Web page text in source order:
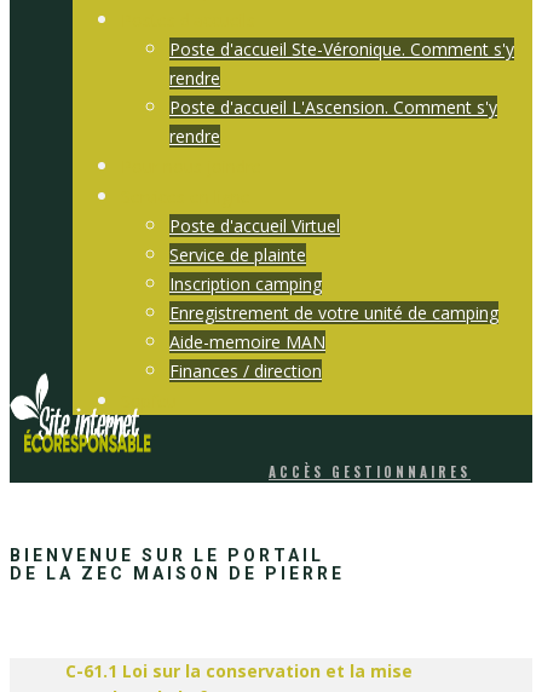
Poste d'accueil Ste-Véronique. Comment s'y
rendre
Poste d'accueil L'Ascension. Comment s'y
rendre
Poste d'accueil Virtuel
Service de plainte
Inscription camping
Enregistrement de votre unité de camping
Aide-memoire MAN
Finances / direction
ACCÈS GESTIONNAIRES
BIENVE NUE SUR LE POR​​TAIL
DE LA ZEC MAISON DE PIERRE
C-61.1 Loi sur la conservation et la mise